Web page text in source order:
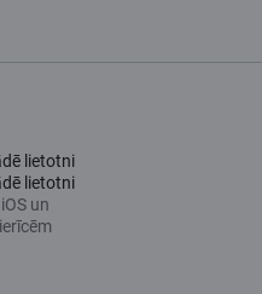
lietotni
lietotni
un